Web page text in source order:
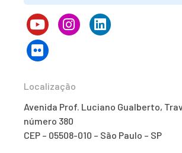
Localização
Avenida Prof. Luciano Gualberto,
número 380
CEP – 05508-010 – São Paulo – SP